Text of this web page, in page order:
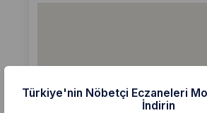
Türkiye'nin Nöbetçi Eczaneleri
İndirin